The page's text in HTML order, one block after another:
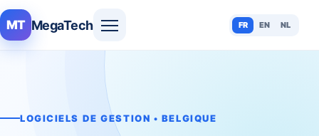
MT MegaTech FR EN NL
LOGICIELS DE GESTION • BELGIQUE